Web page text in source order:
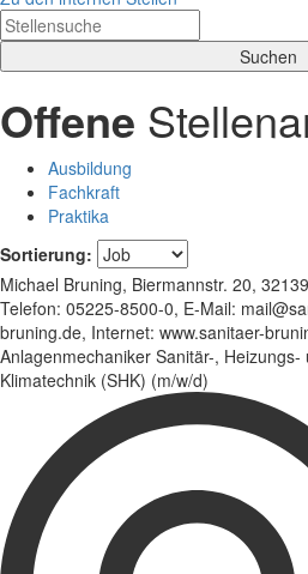
Offene
Ausbildung
Fachkraft
Praktika
Sortierung:
Michael Bruning, Biermannstr. 20,
Telefon: 05225-8500-0, E-Mail:
bruning.de, Internet: www.sanitaer-
Anlagenmechaniker Sanitär-, Heizungs-
Klimatechnik (SHK) (m/w/d)